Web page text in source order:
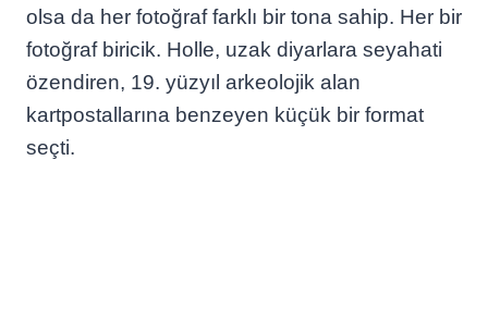
olsa da her fotoğraf farklı bir tona sahip. Her bir
fotoğraf biricik. Holle, uzak diyarlara seyahati
özendiren, 19. yüzyıl arkeolojik alan
kartpostallarına benzeyen küçük bir format
seçti.